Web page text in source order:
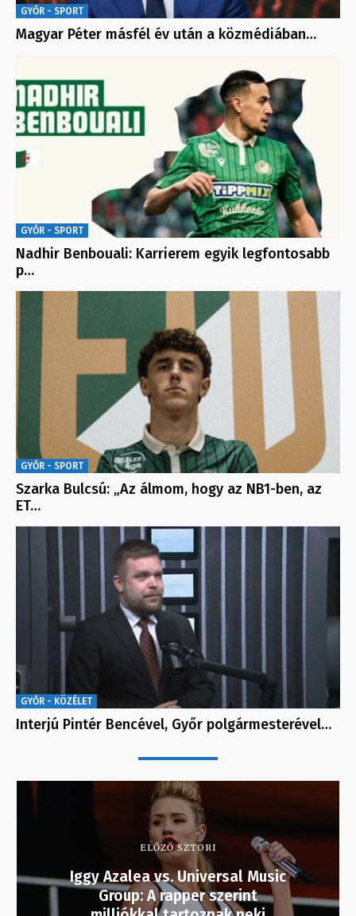
GYŐR - SPORT
Magyar Péter másfél év után a közmédiában…
GYŐR - SPORT
Nadhir Benbouali: Karrierem egyik legfontosabb
p…
GYŐR - SPORT
Szarka Bulcsú: „Az álmom, hogy az NB1-ben, az
ET…
GYŐR - KÖZÉLET
Interjú Pintér Bencével, Győr polgármesterével…
ELŐZŐ SZTORI
Iggy Azalea vs. Universal Music
Group: A rapper szerint